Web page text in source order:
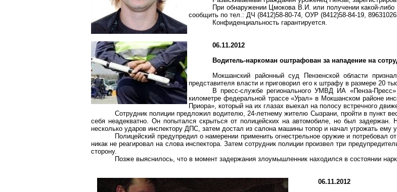
При обнаружении Цмокова В.И. или получении какой-
сообщить по тел.: ДЧ (8412)58-80-74, ОУР (8412)58-84-19,
Конфиденциальность гарантируется.
06.11.2012
Водитель-наркоман оштрафован за нападение на
Мокшанский районный суд Пензенской области
представителя власти и приговорил его к штрафу в размере 20
В пресс-службе регионального УМВД ИА «Пенза-
километре федеральной трассе «Урал» в Мокшанском районе
Приора», который на их глазах выехал на полосу встречного
Сотрудник полиции предложил водителю, 24-летнему жителю Сызрани, пройти в пункт
себя неадекватно. Он попытался скрыться от полицейских на автомобиле, но был задержан.
несколько ударов инспектору ДПС, затем достал из салона машины топор и начал угрожать ему
Полицейский предупредил о намерении применить огнестрельное оружие и потребовал
никак не реагировал на слова инспектора. Затем сотрудник полиции произвел три
сторону.
Позже выяснилось, что в момент задержания злоумышленник находился в состоянии
06.11.2012